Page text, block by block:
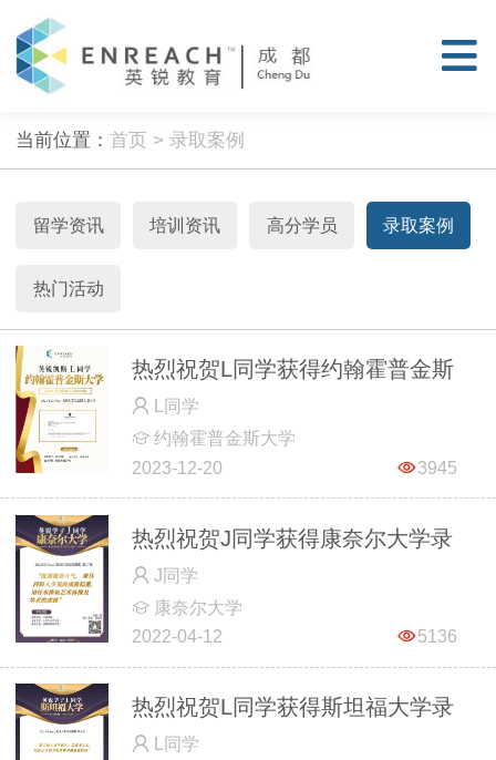
当前位置：首页 > 录取案例
留学资讯 培训资讯 高分学员 录取案例
热门活动
热烈祝贺L同学获得约翰霍普金斯
大学录取
L同学
约翰霍普金斯大学
2023-12-20
3945
热烈祝贺J同学获得康奈尔大学录
取J同学
康奈尔大学
2022-04-12
5136
热烈祝贺L同学获得斯坦福大学录
取 L同学